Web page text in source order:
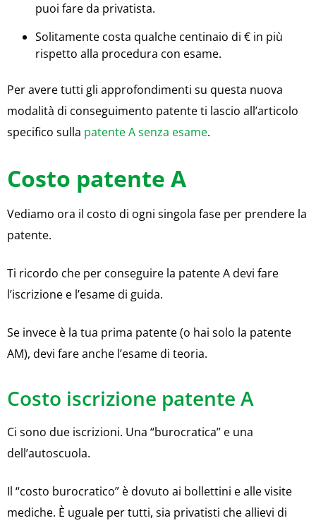
puoi fare da privatista.
Solitamente costa qualche centinaio di € in più
rispetto alla procedura con esame.
Per avere tutti gli approfondimenti su questa nuova
modalità di conseguimento patente ti lascio all’articolo
specifico sulla patente A senza esame.
Costo patente A
Vediamo ora il costo di ogni singola fase per prendere la
patente.
Ti ricordo che per conseguire la patente A devi fare
l’iscrizione e l’esame di guida.
Se invece è la tua prima patente (o hai solo la patente
AM), devi fare anche l’esame di teoria.
Costo iscrizione patente A
Ci sono due iscrizioni. Una “burocratica” e una
dell’autoscuola.
Il “costo burocratico” è dovuto ai bollettini e alle visite
mediche. È uguale per tutti, sia privatisti che allievi di